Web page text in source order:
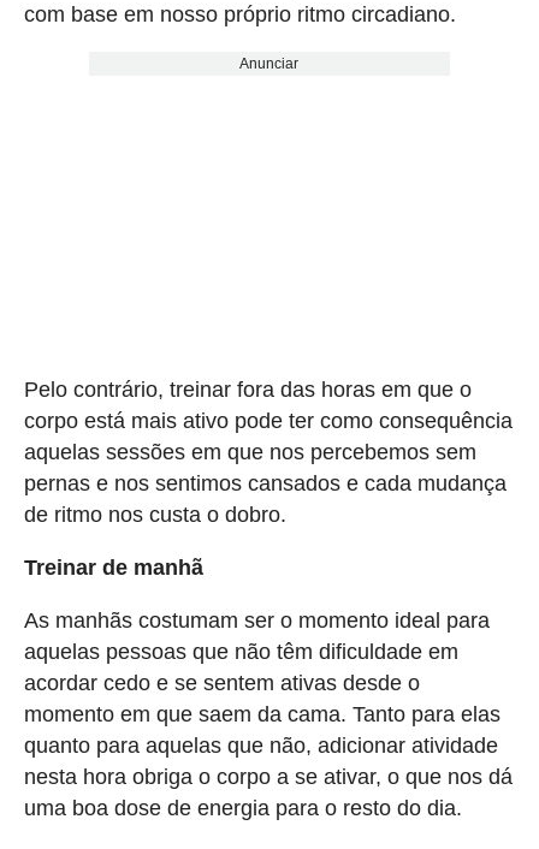
com base em nosso próprio ritmo circadiano.
Anunciar
Pelo contrário, treinar fora das horas em que o
corpo está mais ativo pode ter como consequência
aquelas sessões em que nos percebemos sem
pernas e nos sentimos cansados e cada mudança
de ritmo nos custa o dobro.
Treinar de manhã
As manhãs costumam ser o momento ideal para
aquelas pessoas que não têm dificuldade em
acordar cedo e se sentem ativas desde o
momento em que saem da cama. Tanto para elas
quanto para aquelas que não, adicionar atividade
nesta hora obriga o corpo a se ativar, o que nos dá
uma boa dose de energia para o resto do dia.